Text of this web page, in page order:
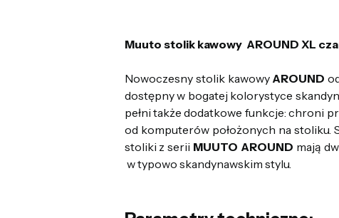
Muuto stolik kawowy AROUND XL
Nowoczesny stolik kawowy AROUND
dostępny w bogatej kolorystyce
pełni także dodatkowe funkcje: chroni
od komputerów położonych na
stoliki z serii MUUTO AROUND mają
w typowo skandynawskim stylu.